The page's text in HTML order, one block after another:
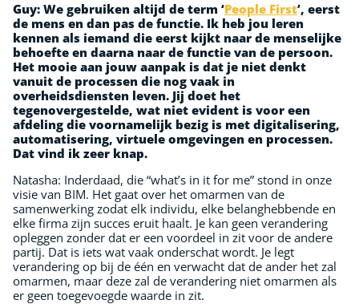
Guy: We gebruiken altijd de term ‘People First’, eerst
de mens en dan pas de functie. Ik heb jou leren
kennen als iemand die eerst kijkt naar de menselijke
behoefte en daarna naar de functie van de persoon.
Het mooie aan jouw aanpak is dat je niet denkt
vanuit de processen die nog vaak in
overheidsdiensten leven. Jij doet het
tegenovergestelde, wat niet evident is voor een
afdeling die voornamelijk bezig is met digitalisering,
automatisering, virtuele omgevingen en processen.
Dat vind ik zeer knap.
Natasha: Inderdaad, die “what’s in it for me” stond in onze
visie van BIM. Het gaat over het omarmen van de
samenwerking zodat elk individu, elke belanghebbende en
elke firma zijn succes eruit haalt. Je kan geen verandering
opleggen zonder dat er een voordeel in zit voor de andere
partij. Dat is iets wat vaak onderschat wordt. Je legt
verandering op bij de één en verwacht dat de ander het zal
omarmen, maar deze zal de verandering niet omarmen als
er geen toegevoegde waarde in zit.